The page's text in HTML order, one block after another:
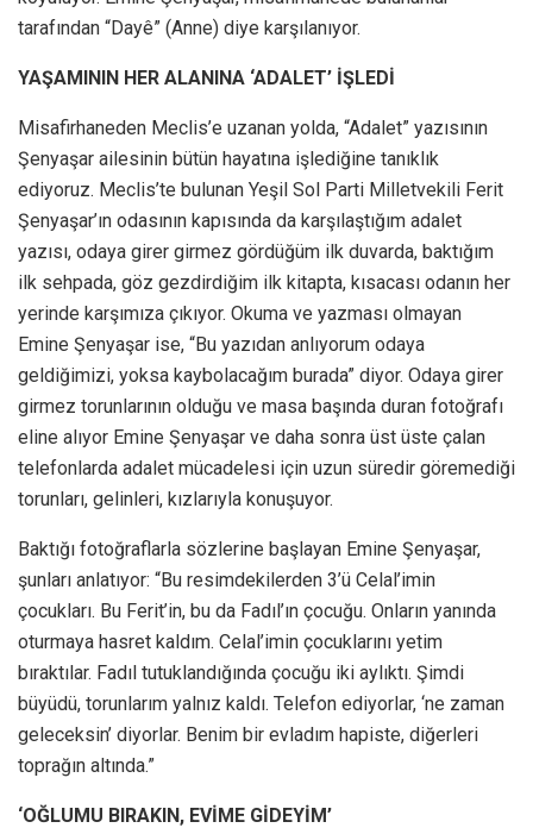
tarafından “Dayê” (Anne) diye karşılanıyor.
YAŞAMININ HER ALANINA ‘ADALET’ İŞLEDİ
Misafirhaneden Meclis’e uzanan yolda, “Adalet” yazısının
Şenyaşar ailesinin bütün hayatına işlediğine tanıklık
ediyoruz. Meclis’te bulunan Yeşil Sol Parti Milletvekili Ferit
Şenyaşar’ın odasının kapısında da karşılaştığım adalet
yazısı, odaya girer girmez gördüğüm ilk duvarda, baktığım
ilk sehpada, göz gezdirdiğim ilk kitapta, kısacası odanın her
yerinde karşımıza çıkıyor. Okuma ve yazması olmayan
Emine Şenyaşar ise, “Bu yazıdan anlıyorum odaya
geldiğimizi, yoksa kaybolacağım burada” diyor. Odaya girer
girmez torunlarının olduğu ve masa başında duran fotoğrafı
eline alıyor Emine Şenyaşar ve daha sonra üst üste çalan
telefonlarda adalet mücadelesi için uzun süredir göremediği
torunları, gelinleri, kızlarıyla konuşuyor.
Baktığı fotoğraflarla sözlerine başlayan Emine Şenyaşar,
şunları anlatıyor: “Bu resimdekilerden 3’ü Celal’imin
çocukları. Bu Ferit’in, bu da Fadıl’ın çocuğu. Onların yanında
oturmaya hasret kaldım. Celal’imin çocuklarını yetim
bıraktılar. Fadıl tutuklandığında çocuğu iki aylıktı. Şimdi
büyüdü, torunlarım yalnız kaldı. Telefon ediyorlar, ‘ne zaman
geleceksin’ diyorlar. Benim bir evladım hapiste, diğerleri
toprağın altında.”
‘OĞLUMU BIRAKIN, EVİME GİDEYİM’